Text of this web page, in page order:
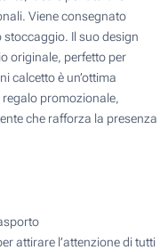
Viene consegnato
Il suo design
originale, perfetto per
calcetto è un’ottima
regalo promozionale,
che rafforza la presenza
attirare l’attenzione di tutti